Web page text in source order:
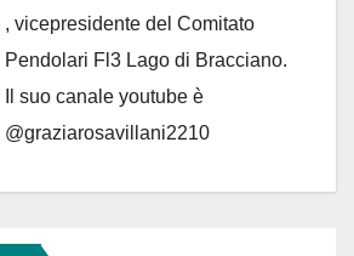
, vicepresidente del Comitato
Pendolari Fl3 Lago di Bracciano.
Il suo canale youtube è
@graziarosavillani2210